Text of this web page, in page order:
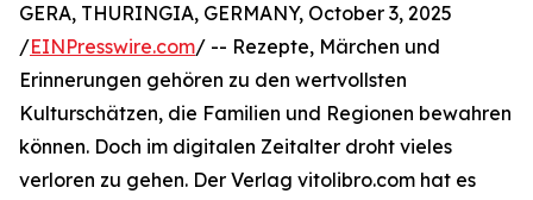
GERA, THURINGIA, GERMANY, October 3, 2025
/EINPresswire.com/ -- Rezepte, Märchen und
Erinnerungen gehören zu den wertvollsten
Kulturschätzen, die Familien und Regionen bewahren
können. Doch im digitalen Zeitalter droht vieles
verloren zu gehen. Der Verlag vitolibro.com hat es